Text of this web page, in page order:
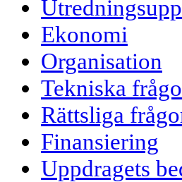
Ekonomi
Organisation
Tekniska
Rättsliga
Finansiering
Uppdragets